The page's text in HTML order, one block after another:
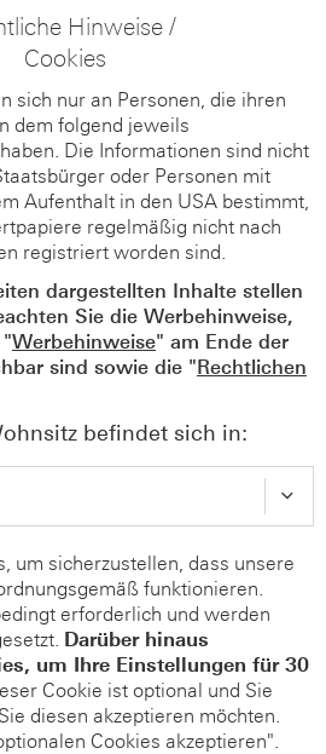
Hinweise /
Cookies
sich nur an Personen, die ihren
dem folgend jeweils
Die Informationen sind nicht
oder Personen mit
Aufenthalt in den USA bestimmt,
regelmäßig nicht nach
registriert worden sind.
dargestellten Inhalte stellen
Sie die Werbehinweise,
Werbehinweise" am Ende der
sind sowie die "Rechtlichen
befindet sich in:
um sicherzustellen, dass unsere
funktionieren.
erforderlich und werden
Darüber hinaus
um Ihre Einstellungen für 30
Cookie ist optional und Sie
diesen akzeptieren möchten.
Cookies akzeptieren".